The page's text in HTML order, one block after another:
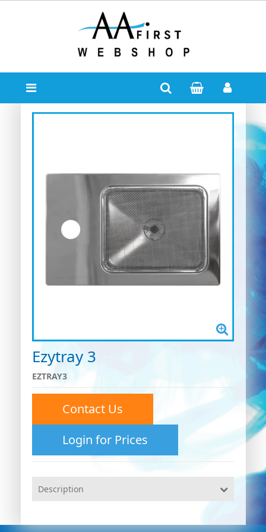
Ezytray 3
EZTRAY3
Contact Us
Login for Prices
Description